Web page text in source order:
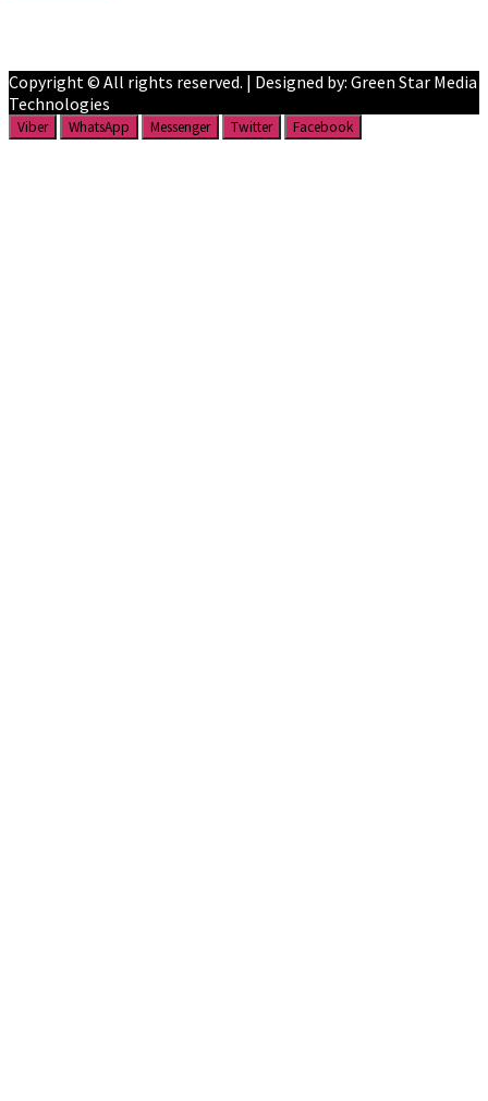
Copyright © All rights reserved. | Designed by: Green Star Media
Technologies
Viber WhatsApp Messenger Twitter Facebook